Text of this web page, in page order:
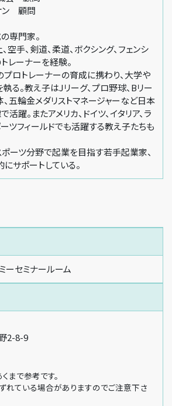
ン 顧問
専門家。
空手、剣道、柔道、ボクシング、フェンシ
レーナーを経験。
プロトレーナーの育成に携わり、大学や
る。教え子はJリーグ、プロ野球、Bリー
、五輪金メダリストマネージャーなど日本
躍。またアメリカ、ドイツ、イタリア、ラ
ツフィールドでも活躍する教え子たちも
ーツ分野で起業を目指す若手起業家、
サポートしている。
ーセミナールーム
2-8-9
まで参考です。
れている場合がありますのでご注意下さ